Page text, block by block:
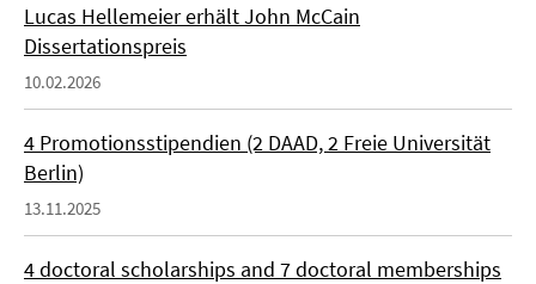
Lucas Hellemeier erhält John McCain
Dissertationspreis
10.02.2026
4 Promotionsstipendien (2 DAAD, 2 Freie Universität
Berlin)
13.11.2025
4 doctoral scholarships and 7 doctoral memberships